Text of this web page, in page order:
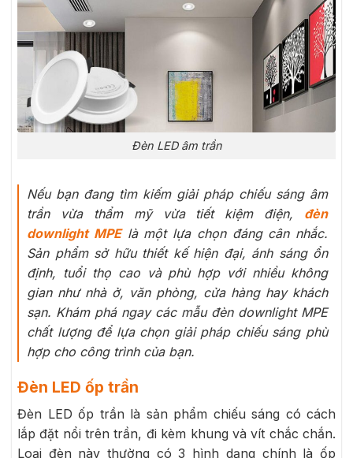
Đèn LED âm trần
Nếu bạn đang tìm kiếm giải pháp chiếu sáng âm
trần vừa thẩm mỹ vừa tiết kiệm điện, đèn
downlight MPElà một lựa chọn đáng cân nhắc.
Sản phẩm sở hữu thiết kế hiện đại, ánh sáng ổn
định, tuổi thọ cao và phù hợp với nhiều không
gian như nhà ở, văn phòng, cửa hàng hay khách
sạn. Khám phá ngay các mẫu đèn downlight MPE
chất lượng để lựa chọn giải pháp chiếu sáng phù
hợp cho công trình của bạn.
Đèn LED ốp trần
Đèn LED ốp trần là sản phẩm chiếu sáng có cách
lắp đặt nổi trên trần, đi kèm khung và vít chắc chắn.
Loại đèn này thường có 3 hình dạng chính là ốp